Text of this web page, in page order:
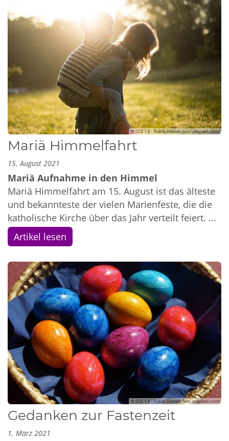
© CC0 1.0 - Public Domain (von unsplash.com)
Mariä Himmelfahrt
15. August 2021
Mariä Aufnahme in den Himmel
Mariä Himmelfahrt am 15. August ist das älteste
und bekannteste der vielen Marienfeste, die die
katholische Kirche über das Jahr verteilt feiert. ...
Artikel lesen
© CC0 1.0 - Public Domain (von unsplash.com)
Gedanken zur Fastenzeit
1. März 2021